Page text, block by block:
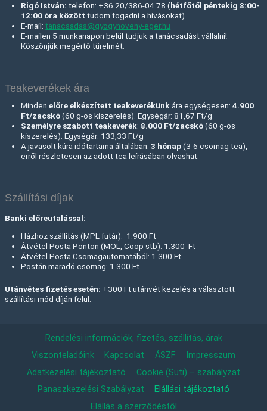
Rigó István:telefon: +36 20/386-04 78 (hétfőtől péntekig 8:00-
12:00 óra között tudom fogadni a hívásokat)
E-mail:tanacsadas@gyogynoveny-eger.hu
E-mailen 5 munkanapon belül tudjuk a tanácsadást vállalni!
Köszönjük megértő türelmét.
Teakeverékek ára
Mindenelőre elkészített teakeverékünk ára egységesen:4.900
Ft/zacskó(60 g-os kiszerelés). Egységár: 81,67 Ft/g
Személyre szabott teakeverék: 8.000 Ft/zacskó(60 g-os
kiszerelés). Egységár: 133,33 Ft/g
A javasolt kúra időtartama általában: 3 hónap(3-6 csomag tea),
erről részletesen az adott tea leírásában olvashat.
Szállítási díjak
Banki előreutalással:
Házhoz szállítás (MPL futár): 1.900 Ft
Átvétel Posta Ponton (MOL, Coop stb): 1.300 Ft
Átvétel Posta Csomagautomatából: 1.300 Ft
Postán maradó csomag: 1.300 Ft
Utánvétes fizetés esetén: +300 Ft utánvét kezelés a választott
szállítási mód díján felül.
Rendelési információk, fizetés, szállítás, árak
Viszonteladóink
Kapcsolat ÁSZF
Impresszum
Adatkezelési tájékoztató
Cookie (Süti) – szabályzat
Panaszkezelési Szabályzat
Elállási tájékoztató
Elállás a szerződéstől